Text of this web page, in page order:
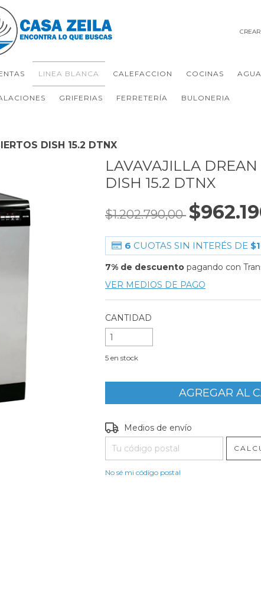
LINEA BLANCA CALEFACCION COCINAS
GRIFERIAS FERRETERÍA BULONERIA
DISH 15.2 DTNX
LAVAVAJILLA DREAN
DISH 15.2 DTNX
$1.202.790,00
6 CUOTAS SIN INTERÉS DE
7% de descuento pagando con
VER MEDIOS DE PAGO
CANTIDAD
5 en stock
Entregas para el CP:
Medios de envío
No sé mi código postal